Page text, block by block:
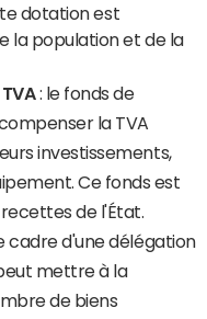
dotation est
la population et de la
: le fonds de
la TVA
investissements,
Ce fonds est
de l'État.
cadre d'une délégation
mettre à la
de biens